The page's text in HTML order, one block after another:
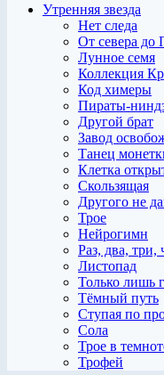
Утренняя звезда
Нет следа
От севера до
Лунное семя
Коллекция
Код химеры
Пираты-
Другой брат
Завод
Танец
Клетка
Скользящая
Другого не
Трое
Нейрогимн
Раз, два, три,
Листопад
Только лишь
Тёмный путь
Ступая по
Сола
Трое в
Трофей